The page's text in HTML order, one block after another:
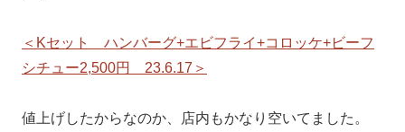
＜Kセット ハンバーグ+エビフライ+コロッケ+ビーフ
シチュー2,500円 23.6.17＞
値上げしたからなのか、店内もかなり空いてました。